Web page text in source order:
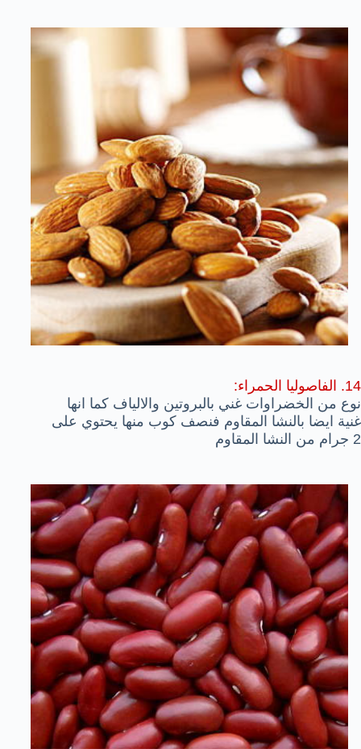
14. الفاصوليا الحمراء:
نوع من الخضراوات غني بالبروتين والالياف كما انها
غنية ايضا بالنشا المقاوم فنصف كوب منها يحتوي على
2 جرام من النشا المقاوم